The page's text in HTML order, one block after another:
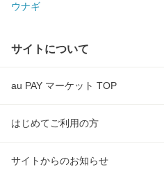
ウナギ
サイトについて
au PAY マーケット TOP
はじめてご利用の方
サイトからのお知らせ